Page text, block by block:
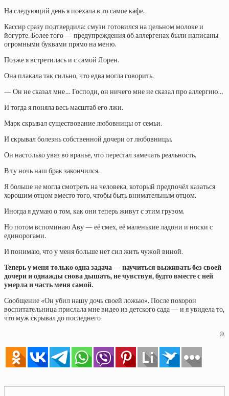
На следующий день я поехала в то самое кафе.
Кассир сразу подтвердила: смузи готовился на цельном молоке и
йогурте. Более того — предупреждения об аллергенах были написаны
огромными буквами прямо на меню.
Позже я встретилась и с самой Лорен.
Она плакала так сильно, что едва могла говорить.
— Он не сказал мне… Господи, он ничего мне не сказал про аллергию…
И тогда я поняла весь масштаб его лжи.
Марк скрывал существование любовницы от семьи.
И скрывал болезнь собственной дочери от любовницы.
Он настолько увяз во вранье, что перестал замечать реальность.
В ту ночь наш брак закончился.
Я больше не могла смотреть на человека, который предпочёл казаться
хорошим отцом вместо того, чтобы быть внимательным отцом.
Иногда я думаю о том, как они теперь живут с этим грузом.
Но потом вспоминаю Аву — её смех, её маленькие ладони и носки с
единорогами.
И понимаю, что у меня больше нет сил жить чужой виной.
Теперь у меня только одна задача — научиться выживать без своей
дочери и однажды снова дышать, не чувствуя, будто вместе с ней
умерла и часть меня самой.
Сообщение «Он убил нашу дочь своей ложью». После похорон
воспитательница прислала мне видео из детского сада — и я увидела то,
что муж скрывал до последнего
©